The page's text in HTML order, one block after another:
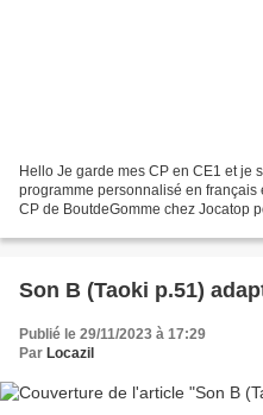
Hello Je garde mes CP en CE1 et je
programme personnalisé en français
CP de BoutdeGomme chez Jocatop
Son B (Taoki p.51)
Publié le 29/11/2023 à 17:29
Par Locazil